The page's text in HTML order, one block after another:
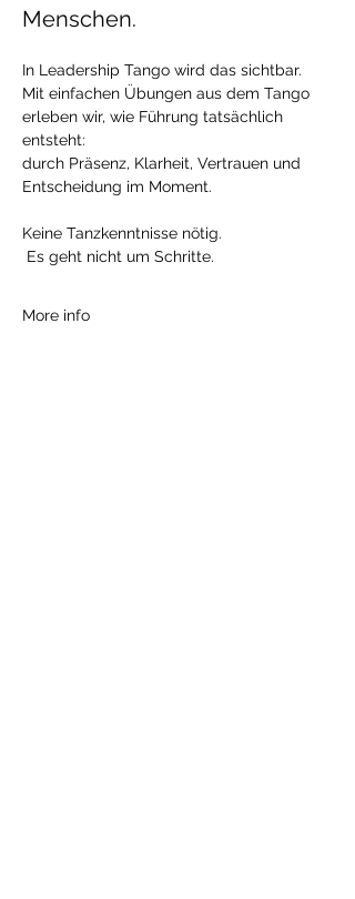
Menschen.
In Leadership Tango wird das sichtbar.
Mit einfachen Übungen aus dem Tango
erleben wir, wie Führung tatsächlich
entsteht:
durch Präsenz, Klarheit, Vertrauen und
Entscheidung im Moment.
Keine Tanzkenntnisse nötig.
Es geht nicht um Schritte.
More info